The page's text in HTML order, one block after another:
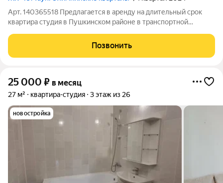
Арт. 140365518 Предлагается в аренду на длительный срок
квартира студия в Пушкинском районе в транспортной
Нины Петровой дом 6, корпус 5. ЖК ЮгТаун. Олимпийские
кварталы. Качественный
Позвонить
25 000 ₽ в месяц
27 м² квартира-студия 3 этаж из 26
новостройка